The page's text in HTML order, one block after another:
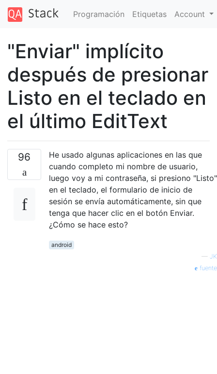
Programación Etiquetas Account
"Enviar" implícito
después de presionar
Listo en el teclado en
el último EditText
96
He usado algunas aplicaciones en las que
cuando completo mi nombre de usuario,
luego voy a mi contraseña, si presiono "Listo"
en el teclado, el formulario de inicio de
sesión se envía automáticamente, sin que
tenga que hacer clic en el botón Enviar.
¿Cómo se hace esto?
android
— JK
fuente